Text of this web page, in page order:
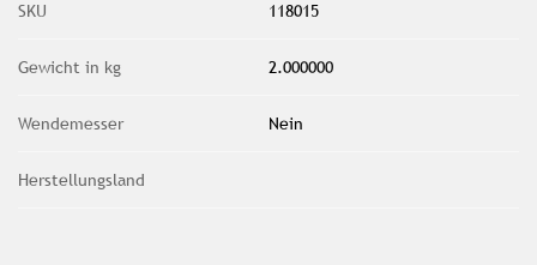
SKU 118015
Gewicht in kg 2.000000
Wendemesser Nein
Herstellungsland